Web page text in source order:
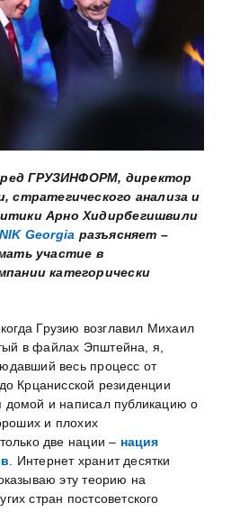
ГРУЗИНФОРМ, директор
стратегического анализа и
Арно Хидирбегишвили
Georgia разъясняет –
участие в
категорически
Грузию возглавил Михаил
в файлах Эпштейна, я,
весь процесс от
Крцанисской резиденции
домой и написал публикацию о
и плохих
две нации – нация
. Интернет хранит десятки
эту теорию на
стран постсоветского